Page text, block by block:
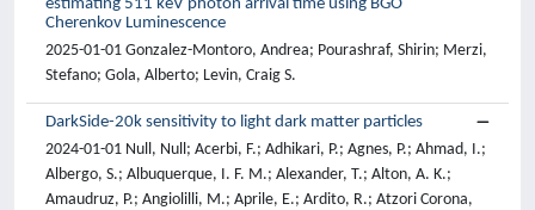
estimating 511 keV photon arrival time using BGO
Cherenkov Luminescence
2025-01-01 Gonzalez-Montoro, Andrea; Pourashraf, Shirin; Merzi,
Stefano; Gola, Alberto; Levin, Craig S.
DarkSide-20k sensitivity to light dark matter particles
2024-01-01 Null, Null; Acerbi, F.; Adhikari, P.; Agnes, P.; Ahmad, I.;
Albergo, S.; Albuquerque, I. F. M.; Alexander, T.; Alton, A. K.;
Amaudruz, P.; Angiolilli, M.; Aprile, E.; Ardito, R.; Atzori Corona,